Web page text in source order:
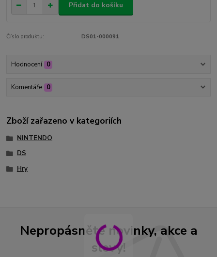
Přidat do košíku
Číslo produktu: DS01-000091
Hodnocení 0
Komentáře 0
Zboží zařazeno v kategoriích
NINTENDO
DS
Hry
Nepropásněte novinky, akce a
slevy!